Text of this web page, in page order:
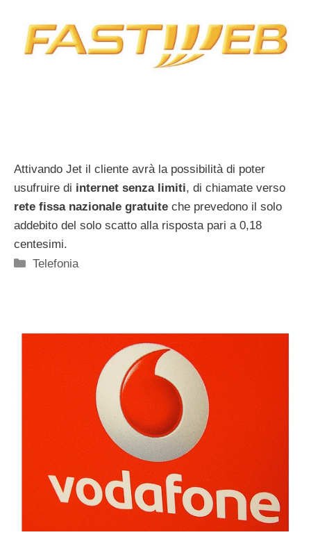
Attivando Jet il cliente avrà la possibilità di poter
usufruire di internet senza limiti, di chiamate verso
rete fissa nazionale gratuite che prevedono il solo
addebito del solo scatto alla risposta pari a 0,18
centesimi.
Categorie
Telefonia